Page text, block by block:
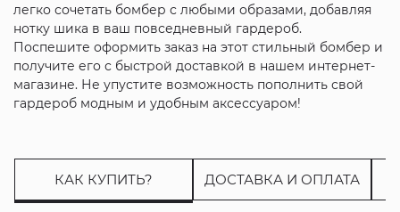
легко сочетать бомбер с любыми образами, добавляя
нотку шика в ваш повседневный гардероб.
Поспешите оформить заказ на этот стильный бомбер и
получите его с быстрой доставкой в нашем интернет-
магазине. Не упустите возможность пополнить свой
гардероб модным и удобным аксессуаром!
КАК КУПИТЬ? ДОСТАВКА И ОПЛАТА